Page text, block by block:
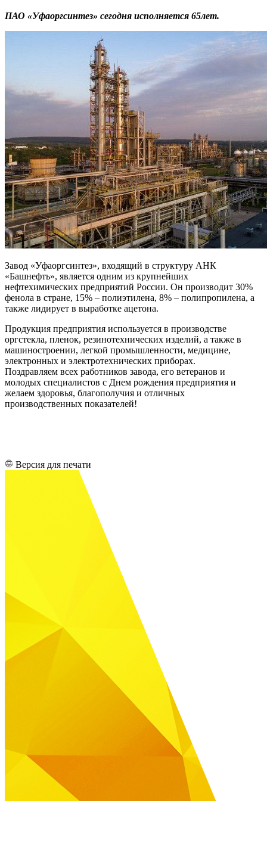
ПАО «Уфаоргсинтез» сегодня исполняется 65лет.
Завод «Уфаоргсинтез», входящий в структуру АНК
«Башнефть», является одним из крупнейших
нефтехимических предприятий России. Он производит 30%
фенола в стране, 15% – полиэтилена, 8% – полипропилена, а
также лидирует в выработке ацетона.
Продукция предприятия используется в производстве
оргстекла, пленок, резинотехнических изделий, а также в
машиностроении, легкой промышленности, медицине,
электронных и электротехнических приборах.
Поздравляем всех работников завода, его ветеранов и
молодых специалистов с Днем рождения предприятия и
желаем здоровья, благополучия и отличных
производственных показателей!
Версия для печати